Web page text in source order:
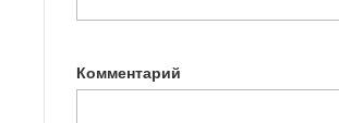
Комментарий